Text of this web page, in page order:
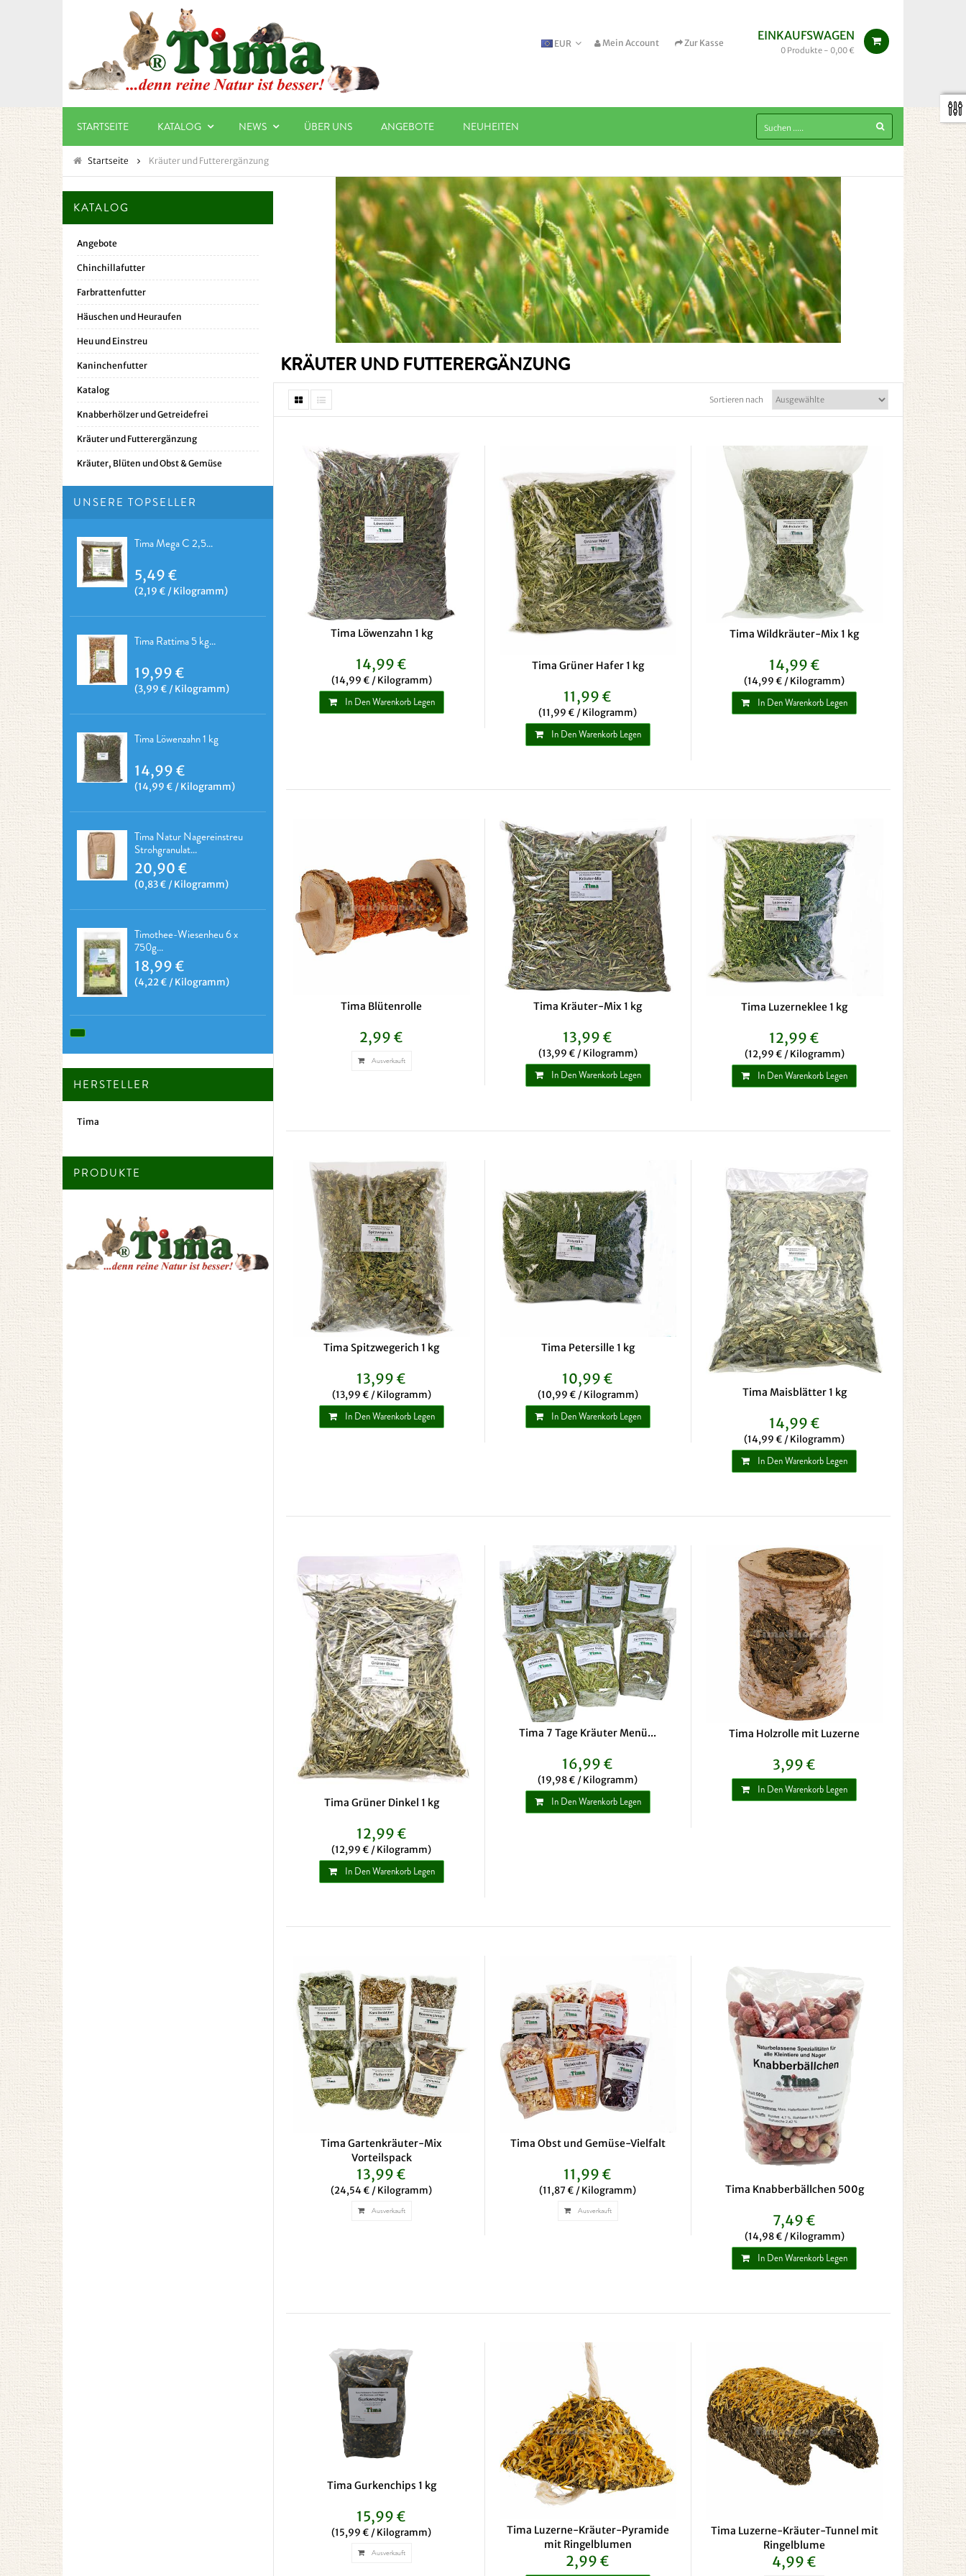
EINKAUFSWAGEN
0 Produkte - 0,00 €
Mein Account Zur Kasse
EUR
STARTSEITE KATALOG NEWS ÜBER UNS ANGEBOTE NEUHEITEN
Startseite Kräuter und Futterergänzung
KATALOG
Angebote
Chinchillafutter
Farbrattenfutter
Häuschen und Heuraufen
Heu und Einstreu
Kaninchenfutter
Katalog
Knabberhölzer und Getreidefrei
Kräuter und Futterergänzung
Kräuter, Blüten und Obst & Gemüse
UNSERE TOPSELLER
Tima Mega C 2,5...
5,49 €
(2,19 € / Kilogramm)
Tima Rattima 5 kg...
19,99 €
(3,99 € / Kilogramm)
Tima Löwenzahn 1 kg
14,99 €
(14,99 € / Kilogramm)
Tima Natur Nagereinstreu
Strohgranulat...
20,90 €
(0,83 € / Kilogramm)
Timothee-Wiesenheu 6 x
750g...
18,99 €
(4,22 € / Kilogramm)
HERSTELLER
Tima
PRODUKTE
KRÄUTER UND FUTTERERGÄNZUNG
Sortieren nach
Tima Löwenzahn 1 kg
14,99 €
(14,99 € / Kilogramm)
In Den Warenkorb Legen
Tima Grüner Hafer 1 kg
11,99 €
(11,99 € / Kilogramm)
In Den Warenkorb Legen
Tima Wildkräuter-Mix 1 kg
14,99 €
(14,99 € / Kilogramm)
In Den Warenkorb Legen
Tima Blütenrolle
2,99 €
Ausverkauft
Tima Kräuter-Mix 1 kg
13,99 €
(13,99 € / Kilogramm)
In Den Warenkorb Legen
Tima Luzerneklee 1 kg
12,99 €
(12,99 € / Kilogramm)
In Den Warenkorb Legen
Tima Spitzwegerich 1 kg
13,99 €
(13,99 € / Kilogramm)
In Den Warenkorb Legen
Tima Petersille 1 kg
10,99 €
(10,99 € / Kilogramm)
In Den Warenkorb Legen
Tima Maisblätter 1 kg
14,99 €
(14,99 € / Kilogramm)
In Den Warenkorb Legen
Tima Grüner Dinkel 1 kg
12,99 €
(12,99 € / Kilogramm)
In Den Warenkorb Legen
Tima 7 Tage Kräuter Menü...
16,99 €
(19,98 € / Kilogramm)
In Den Warenkorb Legen
Tima Holzrolle mit Luzerne
3,99 €
In Den Warenkorb Legen
Tima Gartenkräuter-Mix
Vorteilspack
13,99 €
(24,54 € / Kilogramm)
Ausverkauft
Tima Obst und Gemüse-Vielfalt
11,99 €
(11,87 € / Kilogramm)
Ausverkauft
Tima Knabberbällchen 500g
7,49 €
(14,98 € / Kilogramm)
In Den Warenkorb Legen
Tima Gurkenchips 1 kg
15,99 €
(15,99 € / Kilogramm)
Ausverkauft
Tima Luzerne-Kräuter-Pyramide
mit Ringelblumen
2,99 €
Tima Luzerne-Kräuter-Tunnel mit
Ringelblume
4,99 €